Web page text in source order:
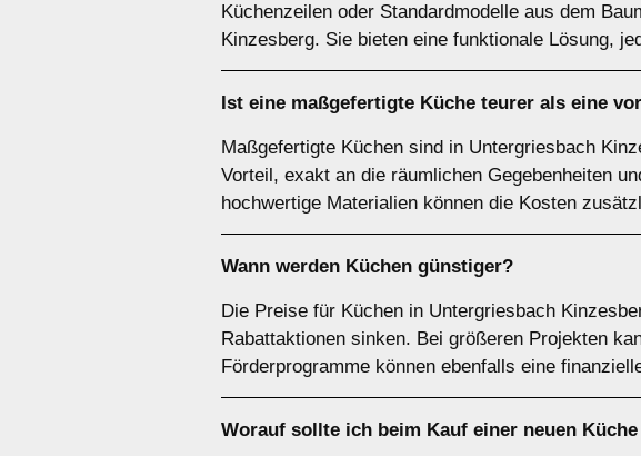
Küchenzeilen oder Standardmodelle aus dem
Kinzesberg. Sie bieten eine funktionale Lösung,
Ist eine maßgefertigte Küche teurer als eine
Maßgefertigte Küchen sind in Untergriesbach
Vorteil, exakt an die räumlichen Gegebenheiten
hochwertige Materialien können die Kosten
Wann werden Küchen günstiger?
Die Preise für Küchen in Untergriesbach
Rabattaktionen sinken. Bei größeren Projekten
Förderprogramme können ebenfalls eine
Worauf sollte ich beim Kauf einer neuen